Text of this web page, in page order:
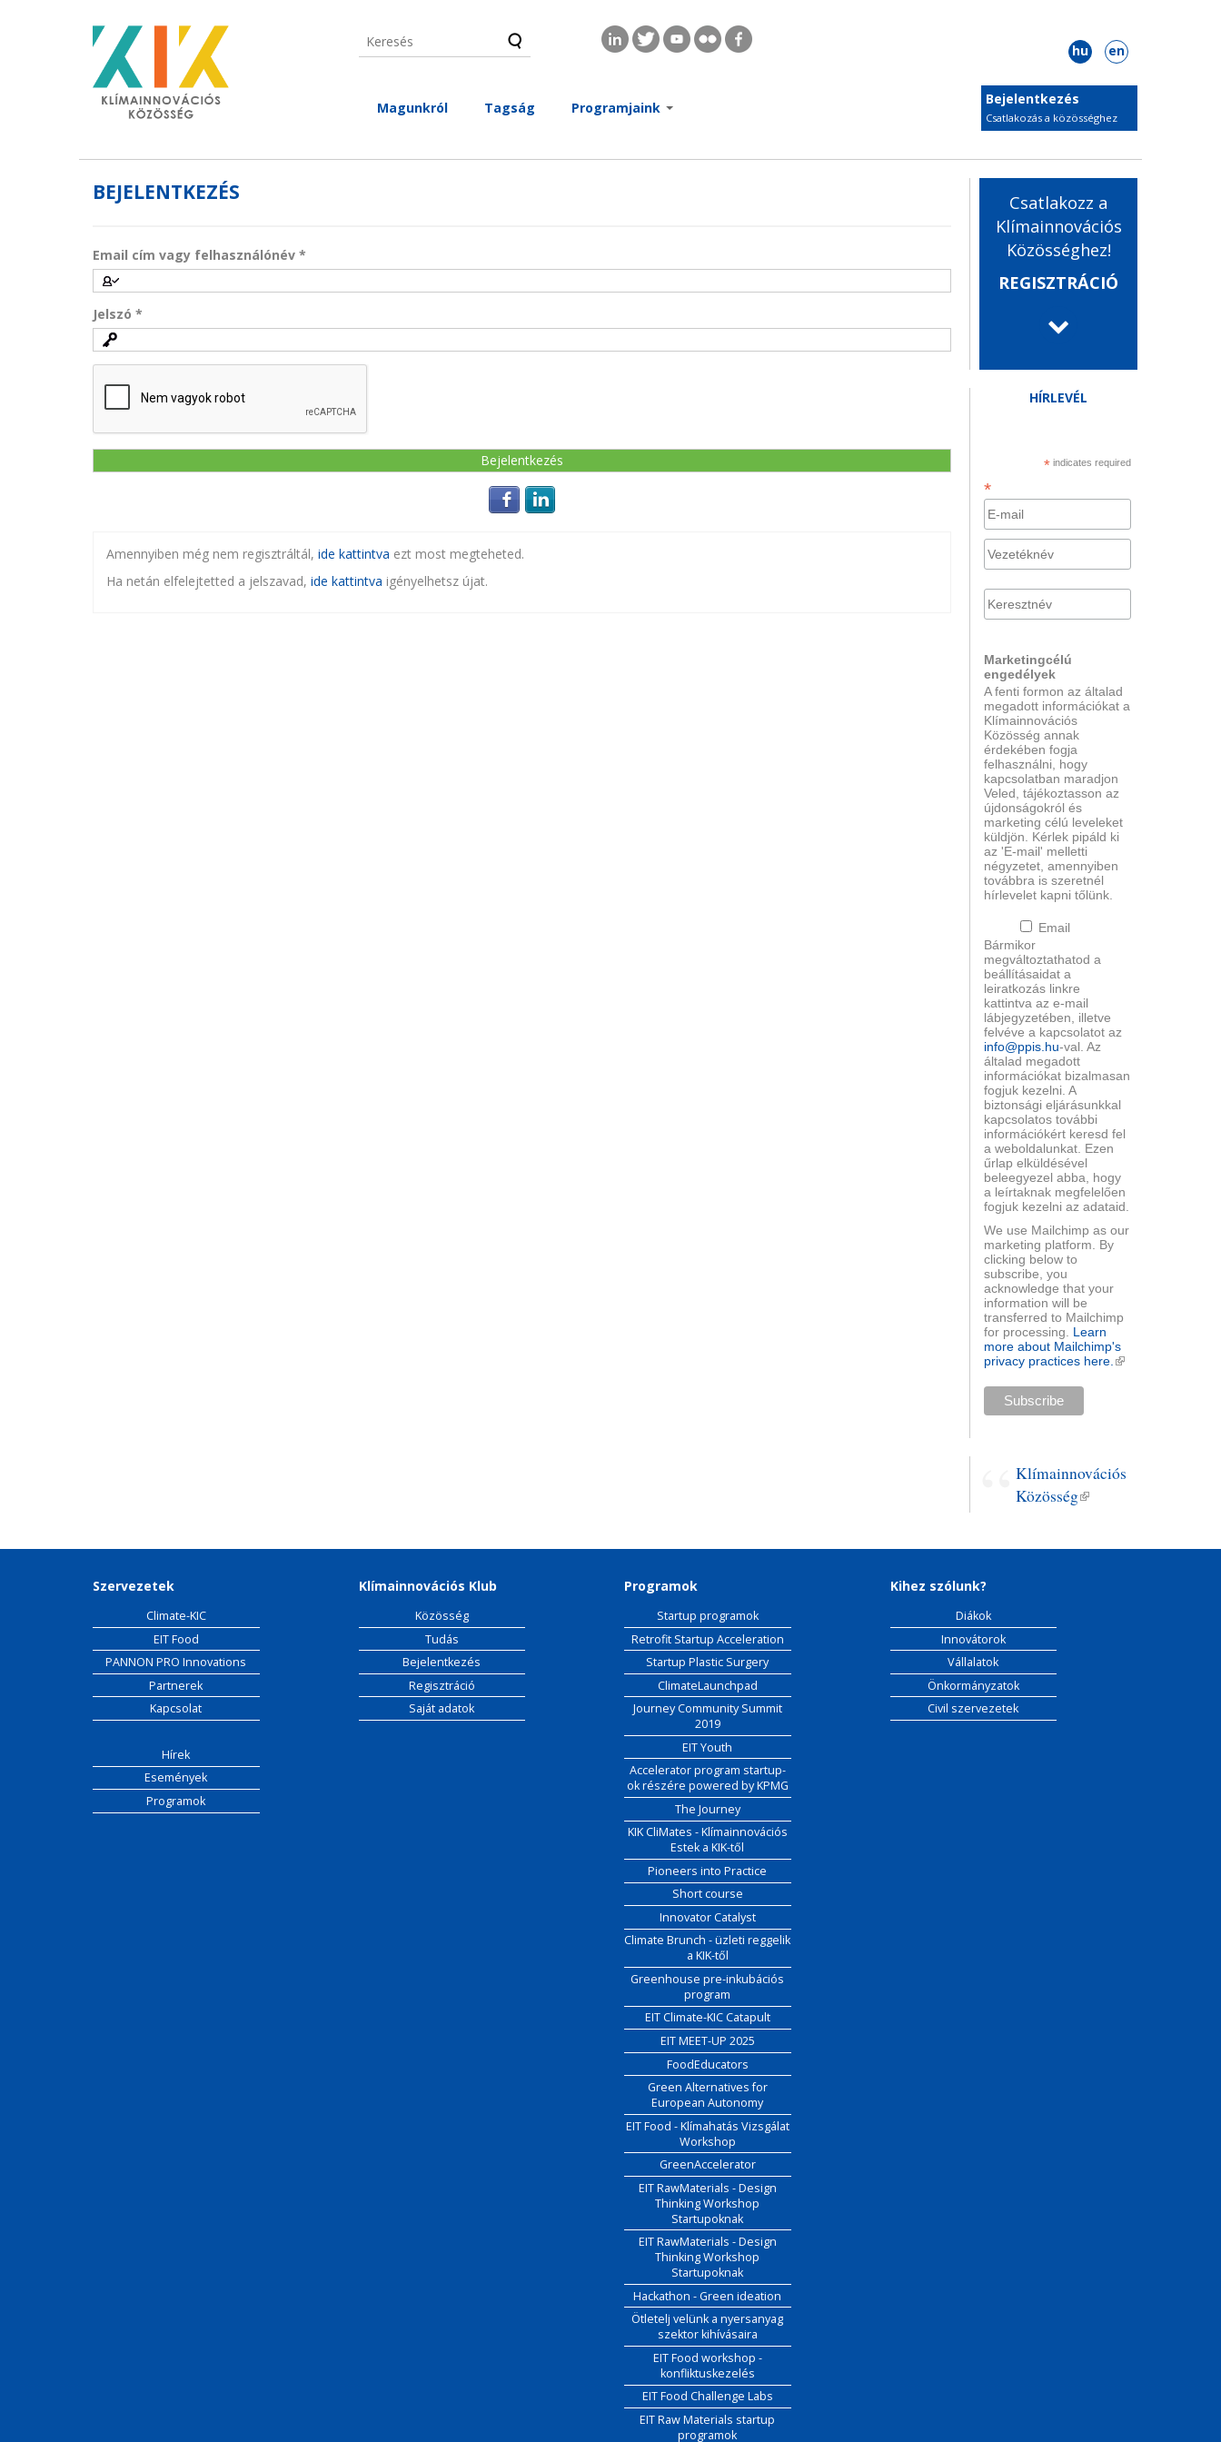
Ugrás a tartalomra Keresés űrlap
Keresés
hu
en
Magunkról Tagság
Itt találhatod a klímainnovációs
tanulmányokat és előadások anyagait
a számtalan egyéb hasznos
Programjaink
Acceleration
powered by KPMG
KIK CliMates -
Bejelentkezés
Csatlakozás a közösséghez
BEJELENTKEZÉS
Email cím vagy felhasználónév *
Jelszó *
Login with Facebook
Amennyiben még nem regisztráltál, ide kattintva ezt most megteheted.
Ha netán elfelejtetted a jelszavad, ide kattintva igényelhetsz újat.
Csatlakozz a
Klímainnovációs
Közösséghez!
REGISZTRÁCIÓ
HÍRLEVÉL
* indicates required
*
Marketingcélú
engedélyek
A fenti formon az általad
megadott információkat a
Klímainnovációs
Közösség annak
érdekében fogja
felhasználni, hogy
kapcsolatban maradjon
Veled, tájékoztasson az
újdonságokról és
marketing célú leveleket
küldjön. Kérlek pipáld ki
az 'E-mail' melletti
négyzetet, amennyiben
továbbra is szeretnél
hírlevelet kapni tőlünk.
Email
Bármikor
megváltoztathatod a
beállításaidat a
leiratkozás linkre
kattintva az e-mail
lábjegyzetében, illetve
felvéve a kapcsolatot az
info@ppis.hu-val. Az
általad megadott
információkat bizalmasan
fogjuk kezelni. A
biztonsági eljárásunkkal
kapcsolatos további
információkért keresd fel
a weboldalunkat. Ezen
űrlap elküldésével
beleegyezel abba, hogy
a leírtaknak megfelelően
fogjuk kezelni az adataid.
We use Mailchimp as our
marketing platform. By
clicking below to
subscribe, you
acknowledge that your
information will be
transferred to Mailchimp
for processing. Learn
more about Mailchimp's
privacy practices here. (külső
Klímainnovációs
Közösség(külső
Szervezetek
Climate-KIC
EIT Food
PANNON PRO Innovations
Partnerek
Kapcsolat
Hírek
Események
Programok
Klímainnovációs Klub
Közösség
Tudás
Bejelentkezés
Regisztráció
Saját adatok
Programok
Startup programok
Retrofit Startup Acceleration
Startup Plastic Surgery
ClimateLaunchpad
Journey Community Summit
2019
EIT Youth
Accelerator program startup-
ok részére powered by KPMG
The Journey
KIK CliMates - Klímainnovációs
Estek a KIK-től
Pioneers into Practice
Short course
Innovator Catalyst
Climate Brunch - üzleti reggelik
a KIK-től
Greenhouse pre-inkubációs
program
EIT Climate-KIC Catapult
EIT MEET-UP 2025
FoodEducators
Green Alternatives for
European Autonomy
EIT Food - Klímahatás Vizsgálat
Workshop
GreenAccelerator
EIT RawMaterials - Design
Thinking Workshop
Startupoknak
EIT RawMaterials - Design
Thinking Workshop
Startupoknak
Hackathon - Green ideation
Ötletelj velünk a nyersanyag
szektor kihívásaira
EIT Food workshop -
konfliktuskezelés
EIT Food Challenge Labs
EIT Raw Materials startup
programok
Kihez szólunk?
Diákok
Innovátorok
Vállalatok
Önkormányzatok
Civil szervezetek